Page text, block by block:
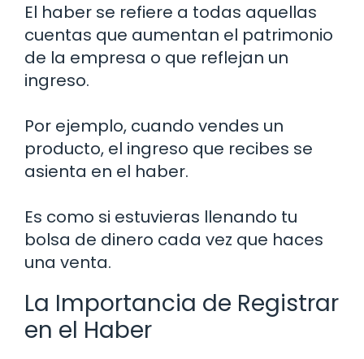
El haber se refiere a todas aquellas
cuentas que aumentan el patrimonio
de la empresa o que reflejan un
ingreso.
Por ejemplo, cuando vendes un
producto, el ingreso que recibes se
asienta en el haber.
Es como si estuvieras llenando tu
bolsa de dinero cada vez que haces
una venta.
La Importancia de Registrar
en el Haber